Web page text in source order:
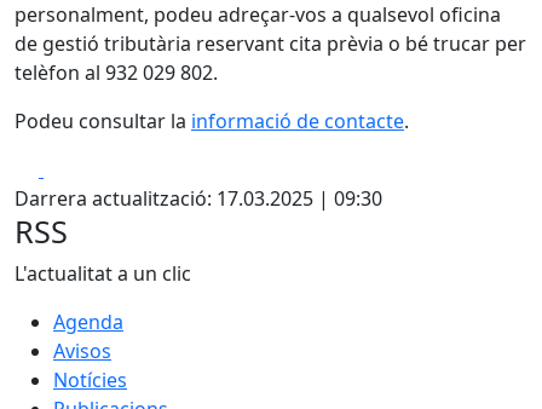
personalment, podeu adreçar-vos a qualsevol oficina
de gestió tributària reservant cita prèvia o bé trucar per
telèfon al 932 029 802.
Podeu consultar la informació de contacte.
Darrera actualització: 17.03.2025 | 09:30
RSS
L'actualitat a un clic
Agenda
Avisos
Notícies